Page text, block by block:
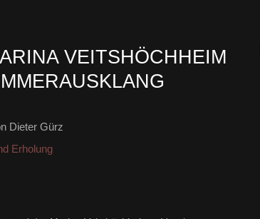
VEITSHÖCHHEIM
Dieter Gürz
Erholung